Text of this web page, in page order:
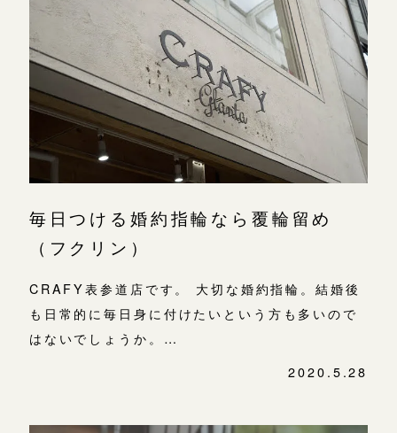
工房一覧
よくあるご質問
アフターケア・保証
CRAFYについて
SNS・ブログ
ブログ
プライバシーポリシー
結婚指輪手作り工房のご案内
デザイン
金属・素材
目黒本店
表参道店
軽井沢店
毎日つける婚約指輪なら覆輪留め
（フクリン）
CRAFY表参道店です。 大切な婚約指輪。結婚後
も日常的に毎日身に付けたいという方も多いので
はないでしょうか。…
2020.5.28
表参道店 来店ご予約
吉祥寺店 来店ご予約
川越店
軽井沢店 来店ご予約
来店ご予約